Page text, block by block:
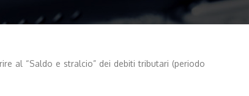
al “Saldo e stralcio” dei debiti tributari (periodo